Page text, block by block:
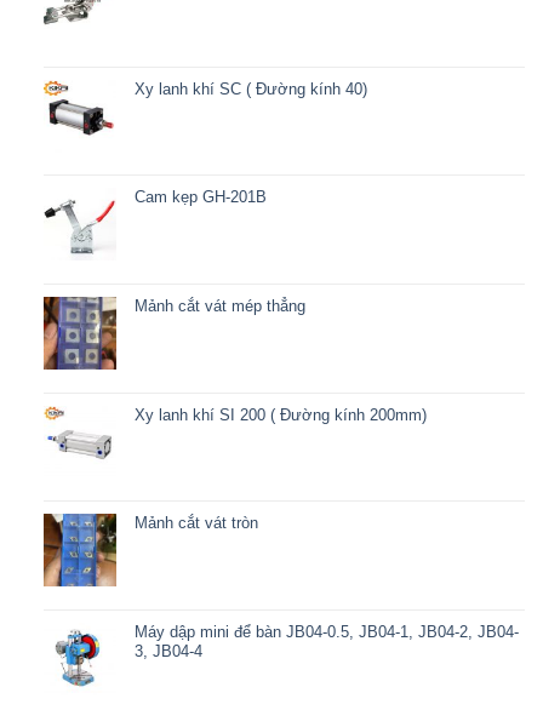
Xy lanh khí SC ( Đường kính 40)
Cam kẹp GH-201B
Mảnh cắt vát mép thẳng
Xy lanh khí SI 200 ( Đường kính 200mm)
Mảnh cắt vát tròn
Máy dập mini để bàn JB04-0.5, JB04-1, JB04-2, JB04-
3, JB04-4